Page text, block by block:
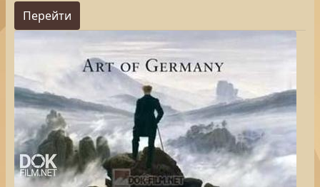
Перейти